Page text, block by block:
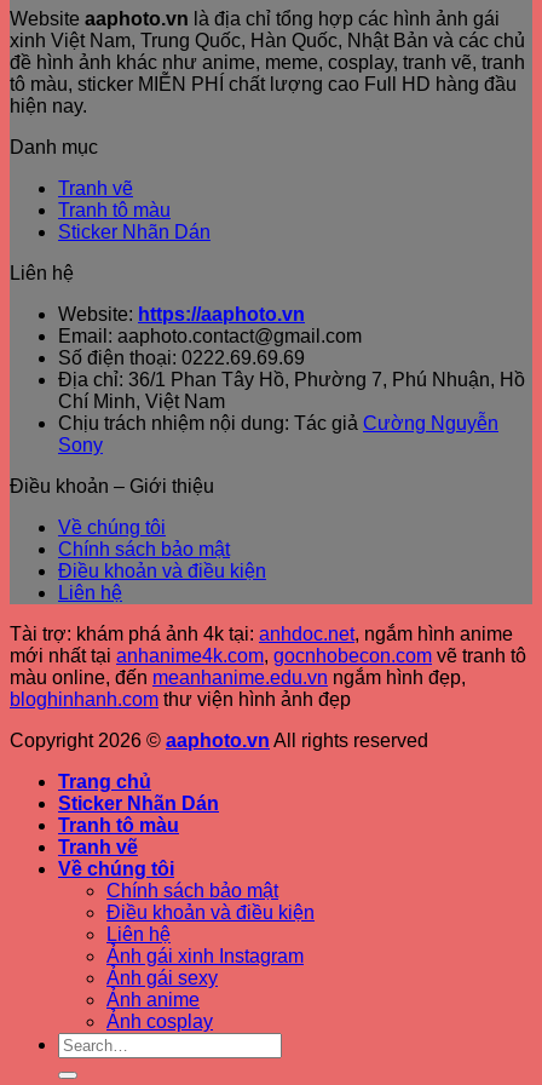
Website aaphoto.vn là địa chỉ tổng hợp các hình ảnh gái
xinh Việt Nam, Trung Quốc, Hàn Quốc, Nhật Bản và các chủ
đề hình ảnh khác như anime, meme, cosplay, tranh vẽ, tranh
tô màu, sticker MIỄN PHÍ chất lượng cao Full HD hàng đầu
hiện nay.
Danh mục
Tranh vẽ
Tranh tô màu
Sticker Nhãn Dán
Liên hệ
Website: https://aaphoto.vn
Email: aaphoto.contact@gmail.com
Số điện thoại: 0222.69.69.69
Địa chỉ: 36/1 Phan Tây Hồ, Phường 7, Phú Nhuận, Hồ
Chí Minh, Việt Nam
Chịu trách nhiệm nội dung: Tác giả Cường Nguyễn
Sony
Điều khoản – Giới thiệu
Về chúng tôi
Chính sách bảo mật
Điều khoản và điều kiện
Liên hệ
Tài trợ: khám phá ảnh 4k tại: anhdoc.net, ngắm hình anime
mới nhất tại anhanime4k.com, gocnhobecon.com vẽ tranh tô
màu online, đến meanhanime.edu.vn ngắm hình đẹp,
bloghinhanh.com thư viện hình ảnh đẹp
Copyright 2026 © aaphoto.vn All rights reserved
Trang chủ
Sticker Nhãn Dán
Tranh tô màu
Tranh vẽ
Về chúng tôi
Chính sách bảo mật
Điều khoản và điều kiện
Liên hệ
Ảnh gái xinh Instagram
Ảnh gái sexy
Ảnh anime
Ảnh cosplay